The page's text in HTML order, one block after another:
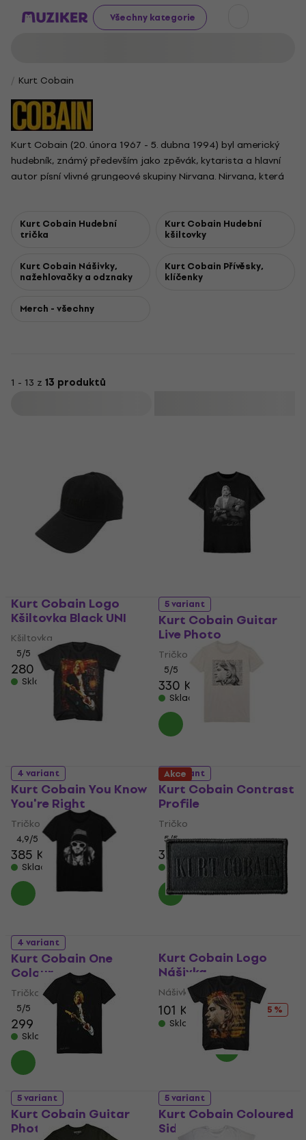
Všechny kategorie
Kurt Cobain
Kurt Cobain (20. února 1967 - 5. dubna 1994) byl americký
hudebník, známý především jako zpěvák, kytarista a hlavní
autor písní vlivné grungeové skupiny Nirvana. Nirvana, která
kultovním singlem Smells Like Teen Spirit. Cobainovo syrové,
emotivní písničkářství a postoj proti establishmentu oslovily
byl oslavován jako hlas generace X, Cobain bojoval se slávou,
závislostí, chronickou bolestí a depresemi. Zemřel v roce
1994 ve věku 27 let. Cobain a Nirvana byli v roce 2014
uvedeni do Rokenrolové síně slávy a on sám zůstává
Kurt Cobain Hudební
trička
Kurt Cobain Hudební
kšiltovky
Kurt Cobain Nášivky,
nažehlovačky a odznaky
Kurt Cobain Přívěsky,
klíčenky
Merch - všechny
1 - 13 z 13 produktů
Kurt Cobain Logo
Kšiltovka Black UNI
Kšiltovka
5/5
280 Kč 286 Kč
Skladem
5 variant
Kurt Cobain Guitar
Live Photo
Tričko
5/5
330 Kč
Skladem
4 variant
Kurt Cobain You Know
You're Right
Tričko
4,9/5
385 Kč
Skladem
5 variant
Kurt Cobain Contrast
Profile
Tričko
5/5
332 Kč
Skladem
4 variant
Kurt Cobain One
Colour
Tričko
5/5
299 Kč 305 Kč
Skladem
Akce
Kurt Cobain Logo
Nášivka
Nášivka / Odznak
101 Kč 135 Kč
- 25 %
Skladem
5 variant
Kurt Cobain Guitar
Photo Colour
5 variant
Kurt Cobain Coloured
Side View